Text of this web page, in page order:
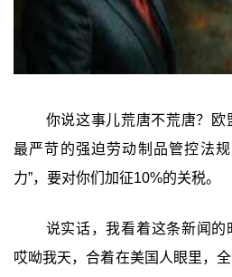
你说这事儿荒唐不荒唐？欧
最严苛的强迫劳动制品管控法
力”，要对你们加征10%的关税。
说实话，我看着这条新闻
哎呦我天，合着在美国人眼里，